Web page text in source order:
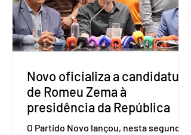
(IBGE). O estudo do Sebrae mostra que,
no quarto trimestre de 2025, os
empreendedores 60+ formalizados
atingiram o maior rendime
Novo oficializa a candidatura
de Romeu Zema à
presidência da República
O Partido Novo lançou, nesta segunda-